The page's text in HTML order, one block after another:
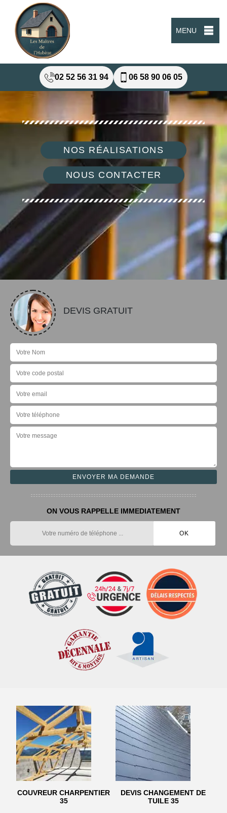
MENU
02 52 56 31 94 06 58 90 06 05
NOS RÉALISATIONS
NOUS CONTACTER
DEVIS GRATUIT
ON VOUS RAPPELLE IMMEDIATEMENT
COUVREUR CHARPENTIER
35
DEVIS CHANGEMENT DE
TUILE 35